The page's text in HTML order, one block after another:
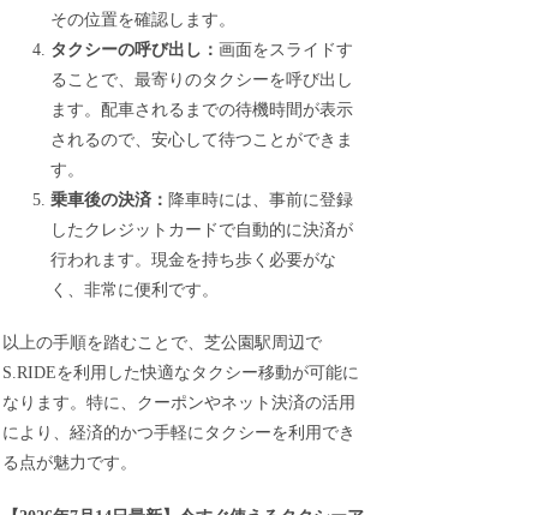
その位置を確認します。
タクシーの呼び出し： 画面をスライドす
ることで、最寄りのタクシーを呼び出し
ます。配車されるまでの待機時間が表示
されるので、安心して待つことができま
す。
乗車後の決済： 降車時には、事前に登録
したクレジットカードで自動的に決済が
行われます。現金を持ち歩く必要がな
く、非常に便利です。
以上の手順を踏むことで、芝公園駅周辺で
S.RIDEを利用した快適なタクシー移動が可能に
なります。特に、クーポンやネット決済の活用
により、経済的かつ手軽にタクシーを利用でき
る点が魅力です。